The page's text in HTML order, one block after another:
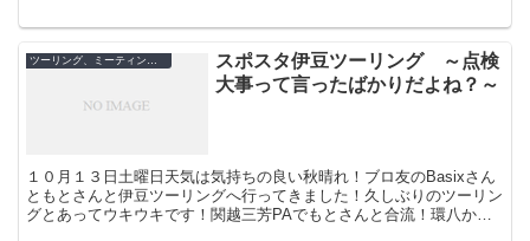
スポスタ伊豆ツーリング ～点検
大事って言ったばかりだよね？～
１０月１３日土曜日天気は気持ちの良い秋晴れ！ブロ友のBasixさん
ともとさんと伊豆ツーリングへ行ってきました！久しぶりのツーリン
グとあってウキウキです！関越三芳PAでもとさんと合流！環八から